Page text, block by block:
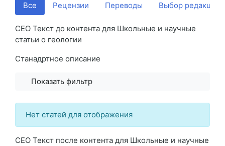
Все Рецензии Переводы Выбор редакции
СЕО Текст до контента для Школьные и научные
статьи о геологии
Станадртное описание
Показать фильтр
Нет статей для отображения
СЕО Текст после контента для Школьные и научные